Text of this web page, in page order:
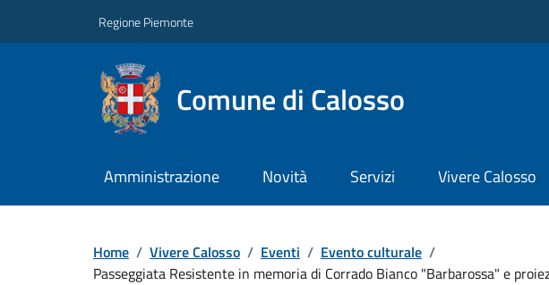
Regione Piemonte
Comune di Calosso
Amministrazione Novità Servizi Vivere Calosso
Home / Vivere Calosso / Eventi / Evento culturale /
Passeggiata Resistente in memoria di Corrado Bianco "Barbarossa" e